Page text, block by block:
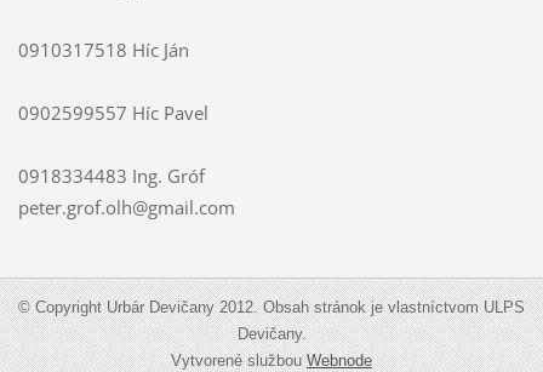
0910317518 Híc Ján
0902599557 Híc Pavel
0918334483 Ing. Gróf
peter.grof.olh@gmail.com
© Copyright Urbár Devičany 2012. Obsah stránok je vlastníctvom ULPS
Devičany.
Vytvorené službouWebnode